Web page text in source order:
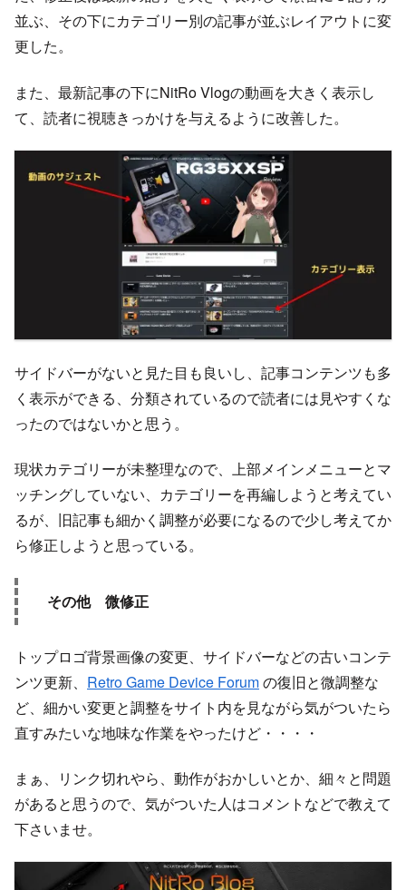
並ぶ、その下にカテゴリー別の記事が並ぶレイアウトに変
更した。
また、最新記事の下にNitRo Vlogの動画を大きく表示し
て、読者に視聴きっかけを与えるように改善した。
サイドバーがないと見た目も良いし、記事コンテンツも多
く表示ができる、分類されているので読者には見やすくな
ったのではないかと思う。
現状カテゴリーが未整理なので、上部メインメニューとマ
ッチングしていない、カテゴリーを再編しようと考えてい
るが、旧記事も細かく調整が必要になるので少し考えてか
ら修正しようと思っている。
その他 微修正
トップロゴ背景画像の変更、サイドバーなどの古いコンテ
ンツ更新、 Retro Game Device Forumの復旧と微調整な
ど、細かい変更と調整をサイト内を見ながら気がついたら
直すみたいな地味な作業をやったけど・・・・
まぁ、リンク切れやら、動作がおかしいとか、細々と問題
があると思うので、気がついた人はコメントなどで教えて
下さいませ。